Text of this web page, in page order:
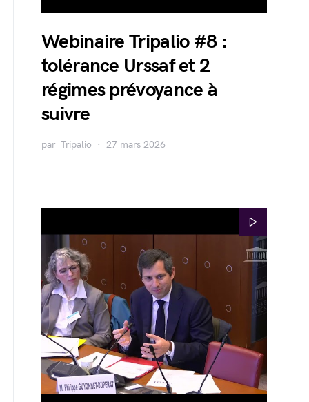
Webinaire Tripalio #8 :
tolérance Urssaf et 2
régimes prévoyance à
suivre
par Tripalio 27 mars 2026